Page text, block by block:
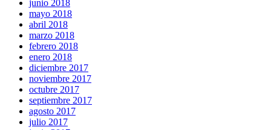
junio 2018
mayo 2018
abril 2018
marzo 2018
febrero 2018
enero 2018
diciembre 2017
noviembre 2017
octubre 2017
septiembre 2017
agosto 2017
julio 2017